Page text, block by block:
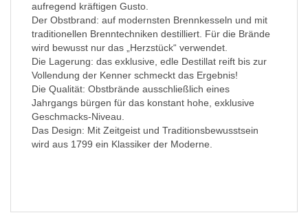
aufregend kräftigen Gusto.
Der Obstbrand: auf modernsten Brennkesseln und mit
traditionellen Brenntechniken destilliert. Für die Brände
wird bewusst nur das „Herzstück“ verwendet.
Die Lagerung: das exklusive, edle Destillat reift bis zur
Vollendung der Kenner schmeckt das Ergebnis!
Die Qualität: Obstbrände ausschließlich eines
Jahrgangs bürgen für das konstant hohe, exklusive
Geschmacks-Niveau.
Das Design: Mit Zeitgeist und Traditionsbewusstsein
wird aus 1799 ein Klassiker der Moderne.